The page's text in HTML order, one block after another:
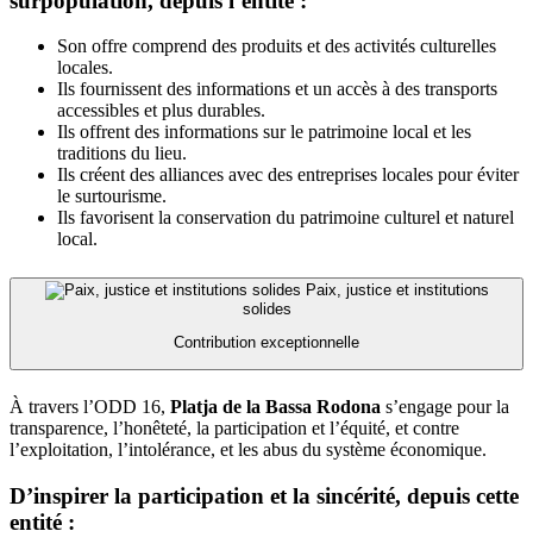
Son offre comprend des produits et des activités culturelles
locales.
Ils fournissent des informations et un accès à des transports
accessibles et plus durables.
Ils offrent des informations sur le patrimoine local et les
traditions du lieu.
Ils créent des alliances avec des entreprises locales pour éviter
le surtourisme.
Ils favorisent la conservation du patrimoine culturel et naturel
local.
Paix, justice et institutions
solides
Contribution exceptionnelle
À travers l’ODD 16, Platja de la Bassa Rodona s’engage pour la
transparence, l’honêteté, la participation et l’équité, et contre
l’exploitation, l’intolérance, et les abus du système économique.
D’inspirer la participation et la sincérité, depuis cette
entité :